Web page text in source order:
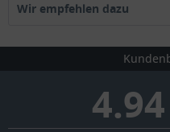
Wir empfehlen dazu
4.94